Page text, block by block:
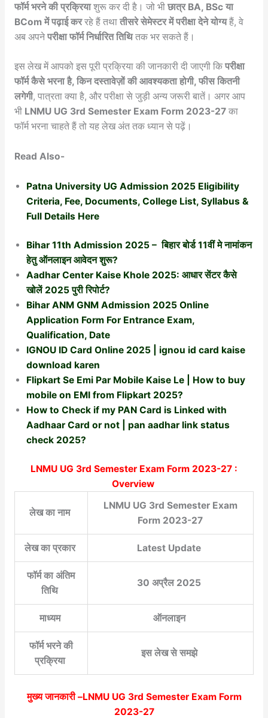
फॉर्म भरने की प्रक्रियाशुरू कर दी है। जो भी छात्र BA, BSc या
BCom में पढ़ाई कररहे हैं तथा तीसरे सेमेस्टर में परीक्षा देने योग्यहैं, वे
अब अपनेपरीक्षा फॉर्म निर्धारित तिथितक भर सकते हैं।
इस लेख में आपको इस पूरी प्रक्रिया की जानकारी दी जाएगी कि परीक्षा
फॉर्म कैसे भरना है, किन दस्तावेज़ों की आवश्यकता होगी, फीस कितनी
लगेगी, पात्रता क्या है, और परीक्षा से जुड़ी अन्य जरूरी बातें। अगर आप
भी LNMU UG 3rd Semester Exam Form 2023-27का
फॉर्म भरना चाहते हैं तो यह लेख अंत तक ध्यान से पढ़ें।
Read Also-
Patna University UG Admission 2025 Eligibility
Criteria, Fee, Documents, College List, Syllabus &
Full Details Here
Bihar 11th Admission 2025 – बिहार बोर्ड 11वीं मे नामांकन
हेतु ऑनलाइन आवेदन शुरू?
Aadhar Center Kaise Khole 2025: आधार सेंटर कैसे
खोलें 2025 पुरी रिपोर्ट?
Bihar ANM GNM Admission 2025 Online
Application Form For Entrance Exam,
Qualification, Date
IGNOU ID Card Online 2025 | ignou id card kaise
download karen
Flipkart Se Emi Par Mobile Kaise Le | How to buy
mobile on EMI from Flipkart 2025?
How to Check if my PAN Card is Linked with
Aadhaar Card or not | pan aadhar link status
check 2025?
LNMU UG 3rd Semester Exam Form 2023-27 :
Overview
लेख का नाम
LNMU UG 3rd Semester Exam
Form 2023-27
लेख का प्रकार Latest Update
फॉर्म का अंतिम
तिथि
30 अप्रैल 2025
माध्यम ऑनलाइन
फॉर्म भरने की
प्रक्रिया
इस लेख से समझे
मुख्य जानकारी –LNMU UG 3rd Semester Exam Form
2023-27